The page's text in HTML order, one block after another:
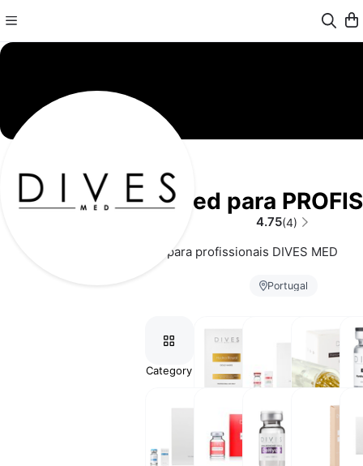
DivesMed para
4.75(4)
Site exclusivo para profissionais DIVES MED
Portugal
Category
Máscaras
Faciais
Tratamento
Capilar
DERMAPEN
Exossomas Outros